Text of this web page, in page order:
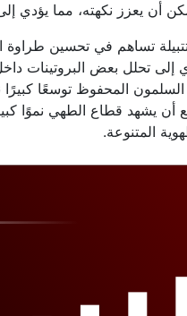
يعزز نكهته، مما يؤدي
تساهم في تحسين
تحلل بعض البروتينات
المحفوظ توسعًا كبيرًا
أن يشهد قطاع الطهي نموًا
المتنوعة.